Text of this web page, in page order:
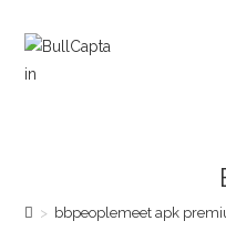
contenido
> bbpeoplemeet apk